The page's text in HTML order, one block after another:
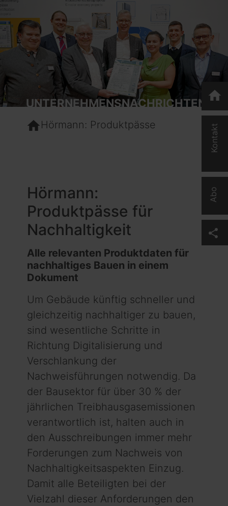
home
Kontakt
Abo
share
UNTERNEHMENSNACHRICHTEN
homeHörmann: Produktpässe
Hörmann:
Produktpässe für
Nachhaltigkeit
Alle relevanten Produktdaten für
nachhaltiges Bauen in einem
Dokument
Um Gebäude künftig schneller und
gleichzeitig nachhaltiger zu bauen,
sind wesentliche Schritte in
Richtung Digitalisierung und
Verschlankung der
Nachweisführungen notwendig. Da
der Bausektor für über 30 % der
jährlichen Treibhausgasemissionen
verantwortlich ist, halten auch in
den Ausschreibungen immer mehr
Forderungen zum Nachweis von
Nachhaltigkeitsaspekten Einzug.
Damit alle Beteiligten bei der
Vielzahl dieser Anforderungen den